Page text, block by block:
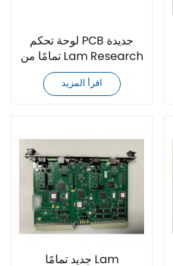
لوحة تحكم PCB جديدة
تمامًا من Lam Research
810-810193-103
اقرأ المزيد
جديد تمامًا Lam